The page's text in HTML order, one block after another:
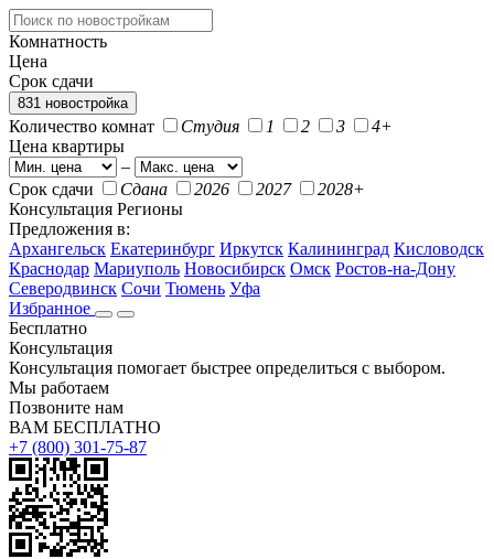
Комнатность
Цена
Срок сдачи
831 новостройка
Количество комнат Студия 1 2 3
4+
Цена квартиры
–
Срок сдачи
Сдана 2026 2027
2028+
Консультация Регионы
Предложения в:
Архангельск Екатеринбург Иркутск Калининград Кисловодск
Краснодар Мариуполь Новосибирск Омск Ростов-на-Дону
Северодвинск Сочи Тюмень Уфа
Избранное
Бесплатно
Консультация
Консультация помогает быстрее определиться с выбором.
Мы работаем
Позвоните нам
ВАМ БЕСПЛАТНО
+7 (800) 301-75-87